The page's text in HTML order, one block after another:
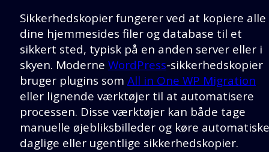
Sikkerhedskopier fungerer ved at kopiere alle
dine hjemmesides filer og database til et
sikkert sted, typisk på en anden server eller i
skyen. Moderne WordPress-sikkerhedskopier
bruger plugins som All in One WP Migration
eller lignende værktøjer til at automatisere
processen. Disse værktøjer kan både tage
manuelle øjebliksbilleder og køre automatiske
daglige eller ugentlige sikkerhedskopier.